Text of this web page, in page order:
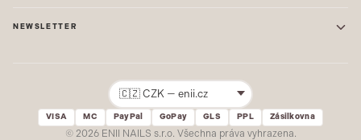
Ochrana osobních údajů
GEL LAKY
NEWSLETTER
Žádný spam. Odhlásit se lze kdykoliv.
© 2026 ENII NAILS s.r.o. Všechna práva vyhrazena.
VISA MC PayPal GoPay GLS PPL Zásilkovna